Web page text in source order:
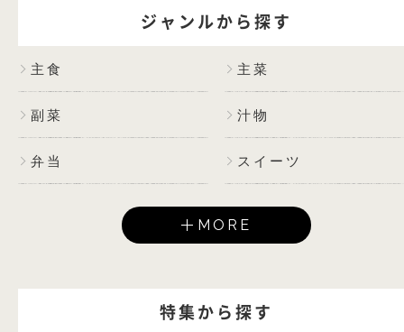
ジャンルから探す
主食 主菜
副菜 汁物
弁当 スイーツ
MORE
特集から探す